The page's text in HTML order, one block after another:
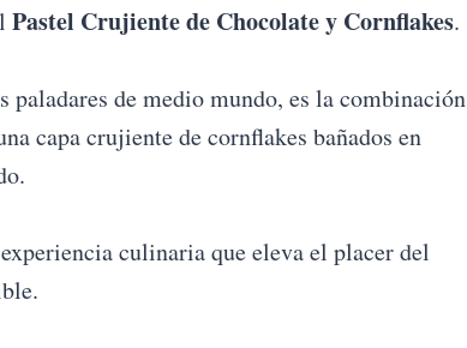
Pastel Crujiente de Chocolate y Cornflakes.
de medio mundo, es la combinación
capa crujiente de cornflakes bañados en
culinaria que eleva el placer del